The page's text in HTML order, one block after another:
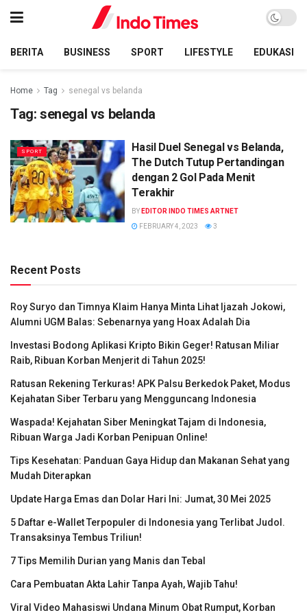
BERITA BUSINESS SPORT LIFESTYLE EDUKASI
Home Tag senegal vs belanda
Tag: senegal vs belanda
SPORT
Hasil Duel Senegal vs Belanda,
The Dutch Tutup Pertandingan
dengan 2 Gol Pada Menit
Terakhir
BY EDITOR INDO TIMES ARTNET
FEBRUARY 4, 2023
3
Recent Posts
Roy Suryo dan Timnya Klaim Hanya Minta Lihat Ijazah Jokowi,
Alumni UGM Balas: Sebenarnya yang Hoax Adalah Dia
Investasi Bodong Aplikasi Kripto Bikin Geger! Ratusan Miliar
Raib, Ribuan Korban Menjerit di Tahun 2025!
Ratusan Rekening Terkuras! APK Palsu Berkedok Paket, Modus
Kejahatan Siber Terbaru yang Mengguncang Indonesia
Waspada! Kejahatan Siber Meningkat Tajam di Indonesia,
Ribuan Warga Jadi Korban Penipuan Online!
Tips Kesehatan: Panduan Gaya Hidup dan Makanan Sehat yang
Mudah Diterapkan
Update Harga Emas dan Dolar Hari Ini: Jumat, 30 Mei 2025
5 Daftar e-Wallet Terpopuler di Indonesia yang Terlibat Judol.
Transaksinya Tembus Triliun!
7 Tips Memilih Durian yang Manis dan Tebal
Cara Pembuatan Akta Lahir Tanpa Ayah, Wajib Tahu!
Viral Video Mahasiswi Undana Minum Obat Rumput, Korban